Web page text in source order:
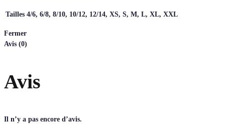
Tailles 4/6, 6/8, 8/10, 10/12, 12/14, XS, S, M, L, XL, XXL
Fermer
Avis (0)
Avis
Il n’y a pas encore d’avis.